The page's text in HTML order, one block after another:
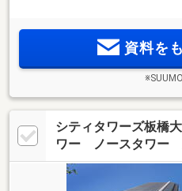
慮した内廊下設計。
資料を
シティタワーズ板橋
ワー ノースタワー